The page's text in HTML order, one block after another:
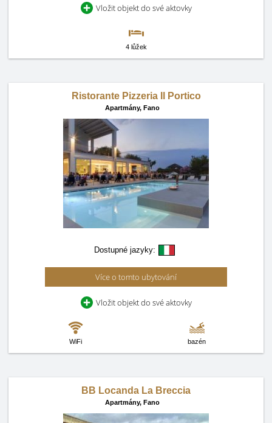
Vložit objekt do své aktovky
4 lůžek
Ristorante Pizzeria Il Portico
Apartmány, Fano
Dostupné jazyky:
Více o tomto ubytování
Vložit objekt do své aktovky
WiFi bazén
BB Locanda La Breccia
Apartmány, Fano